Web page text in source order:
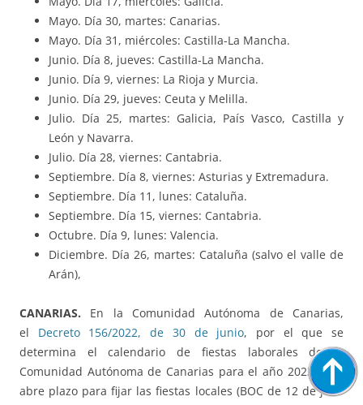
Mayo. Día 30, martes: Canarias.
Mayo. Día 31, miércoles: Castilla-La Mancha.
Junio. Día 8, jueves: Castilla-La Mancha.
Junio. Día 9, viernes: La Rioja y Murcia.
Junio. Día 29, jueves: Ceuta y Melilla.
Julio. Día 25, martes: Galicia, País Vasco, Castilla y
León y Navarra.
Julio. Día 28, viernes: Cantabria.
Septiembre. Día 8, viernes: Asturias y Extremadura.
Septiembre. Día 11, lunes: Cataluña.
Septiembre. Día 15, viernes: Cantabria.
Octubre. Día 9, lunes: Valencia.
Diciembre. Día 26, martes: Cataluña (salvo el valle de
Arán),
CANARIAS. En la Comunidad Autónoma de Canarias,
el Decreto 156/2022, de 30 de junio, por el que se
determina el calendario de fiestas laborales de la
Comunidad Autónoma de Canarias para el año 2023, y se
abre plazo para fijar las fiestas locales (BOC de 12 de julio